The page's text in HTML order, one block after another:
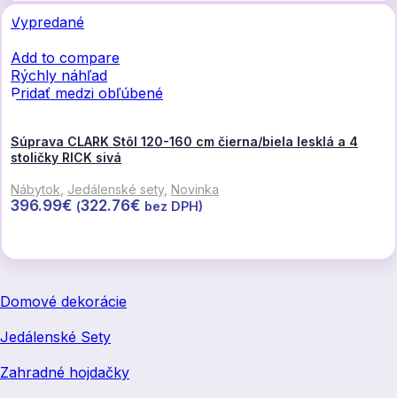
Vypredané
Add to compare
Rýchly náhľad
Pridať medzi obľúbené
Súprava CLARK Stôl 120-160 cm čierna/biela lesklá a 4
stoličky RICK sivá
Nábytok Jedálenské sety, Novinka
396.99€ (322.76€ bez DPH)
Domové dekorácie
Jedálenské Sety
Zahradné hojdačky